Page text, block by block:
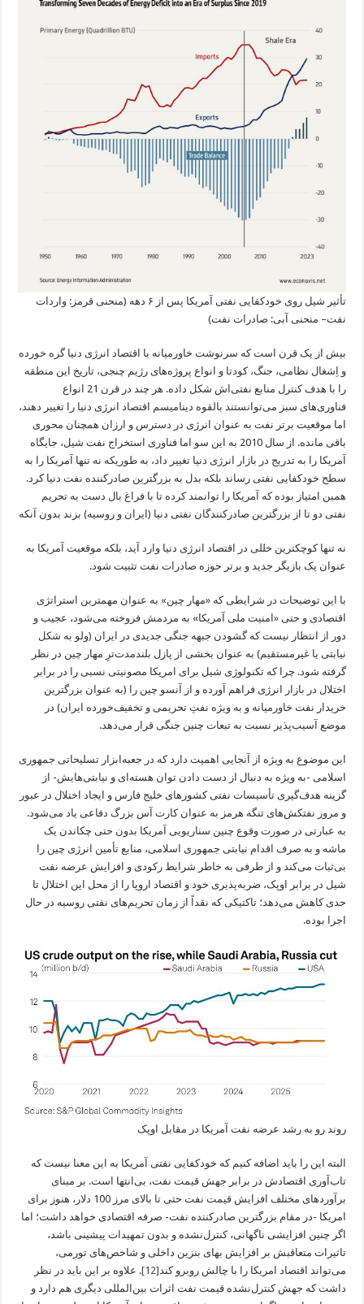
تأثیر شیل روی خودکفایی نفتی آمریکا پس از ۶ دهه (منحنی قرمز: واردات
نفت– منحنی آبی: صادرات نفت)
بیش از یک قرن است که سرنوشت خاورمیانه با اقتصاد انرژی دنیا گره خورده
و اِشغال نظامی، جنگ، کودتا و انواع پروژه‌های رژیم چنجی، تاریخ این منطقه
را با هدف کنترل منابع نفتی‌‌اش شکل داده. هر چند در قرن 21 انواع
فناوری‌های سبز می‌توانستند بالقوه دینامیسم اقتصاد انرژی دنیا را تغییر دهند،
اما موقعیت برتر نفت به عنوان انرژی در دسترس و ارزان همچنان محوری
باقی مانده. از سال 2010 به این سو اما فناوری استخراج نفت شیل، جایگاه
آمریکا را به تدریج در بازار انرژی دنیا تغییر داد، به طوریکه نه تنها آمریکا را به
سطح خودکفایی نفتی رساند بلکه بدل به بزرگترین صادرکننده نفت دنیا کرد.
همین امتیاز بوده که آمریکا را توانمند کرده تا با فراغ بال دست به تحریم
نفتی دو تا از بزرگترین صادرکنندگان نفتی دنیا (ایران و روسیه) بزند بدون آنکه
نه تنها کوچکترین خللی در اقتصاد انرژی دنیا وارد آید، بلکه موقعیت آمریکا به
عنوان یک بازیگر جدید و برتر حوزه صادرات نفت تثبیت شود.
با این توضیحات در شرایطی که «مهار چین» به عنوان مهمترین استراتژی
اقتصادی و حتی «امنیت ملی آمریکا» به مردمش فروخته می‌شود، عجیب و
دور از انتظار نیست که گشودن جبهه جنگی جدیدی در ایران (ولو به شکل
نیابتی یا غیرمستقیم) به عنوان بخشی از پازل بلندمدت‌تر‌ِ مهار چین در نظر
گرفته شود. چرا که تکنولوژی شیل برای امریکا مصونیتی نسبی را در برابر
اختلال در بازار انرژی فراهم آورده و از آنسو چین را (به عنوان بزرگترین
خریدار نفت خاورمیانه و به ویژه نفتِ تحریمی و تخفیف‌خورده ایران) در
موضع آسیب‌پذیر نسبت به تبعات چنین جنگی قرار می‌دهد.
این موضوع به ویژه از آنجایی اهمیت دارد که در جعبه‌ابزار تسلیحاتی جمهوری
اسلامی -به ویژه به دنبال از دست دادن توان هسته‌ای و نیابتی‌هایش- از
گزینه هدف‌گیری تأسیسات نفتی کشورهای خلیج فارس و ایجاد اختلال در عبور
و مرور نفتکش‌های تنگه هرمز به عنوان کارت آس بزرگ دفاعی یاد می‌شود.
به عبارتی در صورت وقوع چنین سناریویی آمریکا بدون حتی چکاندن یک
ماشه و به صرف اقدام نیابتی جمهوری اسلامی، منابع تأمین انرژی چین را
بی‌ثبات می‌کند و از طرفی به خاطر شرایط رکودی و افزایش عرضه نفت
شیل در برابر اوپک، ضربه‌پذیری خود و اقتصاد اروپا را از محل این اختلال تا
حدی کاهش می‌دهد؛ تاکتیکی که نقداً از زمان تحریم‌های نفتی روسیه در حال
اجرا بوده.
روند رو به رشد عرضه نفت آمریکا در مقابل اوپک
البته این را باید اضافه کنیم که خودکفایی نفتی آمریکا به این معنا نیست که
تاب‌آوری اقتصادش در برابر جهش قیمت نفت، بی‌انتها است. بر مبنای
برآوردهای مختلف افزایش قیمت نفت حتی تا بالای مرز 100 دلار، هنوز برای
امریکا -در مقام بزرگترین صادرکننده نفت- صرفه اقتصادی خواهد داشت؛ اما
اگر چنین افزایشی ناگهانی، کنترل‌نشده و بدون تمهیدات پیشینی باشد،
تاثیرات متعاقبش بر افزایش بهای بنزین داخلی و شاخص‌‌های تورمی،
می‌تواند اقتصاد امریکا را با چالش روبرو کند [12]
. علاوه بر این باید در نظر
داشت که جهش کنترل‌نشده قیمت نفت اثرات بین‌المللی دیگری هم دارد و